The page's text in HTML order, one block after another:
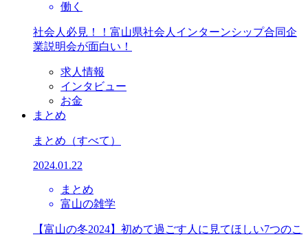
働く
社会人必見！！富山県社会人インターンシップ合同企
業説明会が面白い！
求人情報
インタビュー
お金
まとめ
まとめ （すべて）
2024.01.22
まとめ
富山の雑学
【富山の冬2024】初めて過ごす人に見てほしい7つのこ